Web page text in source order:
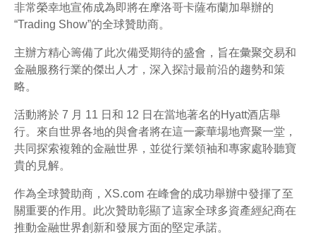
非常榮幸地宣佈成為即將在摩洛哥卡薩布蘭加舉辦的
“Trading Show”的全球贊助商。
主辦方精心籌備了此次備受期待的盛會，旨在彙聚交易和
金融服務行業的傑出人才，深入探討最前沿的趨勢和策
略。
活動將於 7 月 11 日和 12 日在當地著名的Hyatt酒店舉
行。來自世界各地的與會者將在這一豪華場地齊聚一堂，
共同探索複雜的金融世界，並從行業領袖和專家處聆聽寶
貴的見解。
作為全球贊助商，XS.com 在峰會的成功舉辦中發揮了至
關重要的作用。此次贊助彰顯了這家全球多資產經紀商在
推動金融世界創新和發展方面的堅定承諾。